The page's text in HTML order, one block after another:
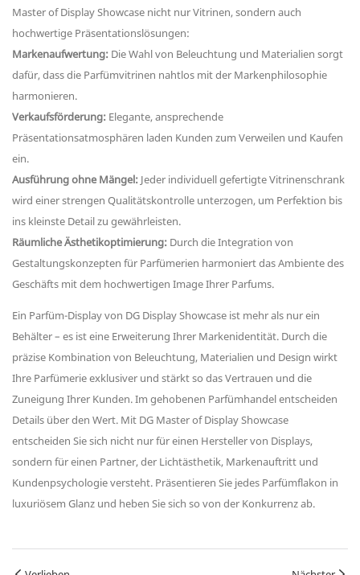
Master of Display Showcase nicht nur Vitrinen, sondern auch
hochwertige Präsentationslösungen:
Markenaufwertung: Die Wahl von Beleuchtung und Materialien sorgt
dafür, dass die Parfümvitrinen nahtlos mit der Markenphilosophie
harmonieren.
Verkaufsförderung: Elegante, ansprechende
Präsentationsatmosphären laden Kunden zum Verweilen und Kaufen
ein.
Ausführung ohne Mängel: Jeder individuell gefertigte Vitrinenschrank
wird einer strengen Qualitätskontrolle unterzogen, um Perfektion bis
ins kleinste Detail zu gewährleisten.
Räumliche Ästhetikoptimierung: Durch die Integration von
Gestaltungskonzepten für Parfümerien harmoniert das Ambiente des
Geschäfts mit dem hochwertigen Image Ihrer Parfums.
Ein Parfüm-Display von DG Display Showcase ist mehr als nur ein
Behälter – es ist eine Erweiterung Ihrer Markenidentität. Durch die
präzise Kombination von Beleuchtung, Materialien und Design wirkt
Ihre Parfümerie exklusiver und stärkt so das Vertrauen und die
Zuneigung Ihrer Kunden. Im gehobenen Parfümhandel entscheiden
Details über den Wert. Mit DG Master of Display Showcase
entscheiden Sie sich nicht nur für einen Hersteller von Displays,
sondern für einen Partner, der Lichtästhetik, Markenauftritt und
Kundenpsychologie versteht. Präsentieren Sie jedes Parfümflakon in
luxuriösem Glanz und heben Sie sich so von der Konkurrenz ab.